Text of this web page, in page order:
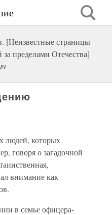
[Неизвестные страницы
пределами Отечества]
людей, которых
говоря о загадочной
внимание как
в семье офицера-